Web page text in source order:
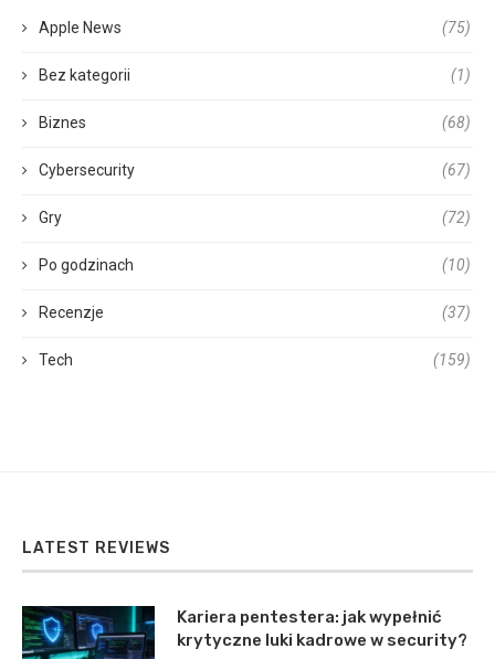
Apple News (75)
Bez kategorii (1)
Biznes (68)
Cybersecurity (67)
Gry (72)
Po godzinach (10)
Recenzje (37)
Tech (159)
LATEST REVIEWS
Kariera pentestera: jak wypełnić
krytyczne luki kadrowe w security?